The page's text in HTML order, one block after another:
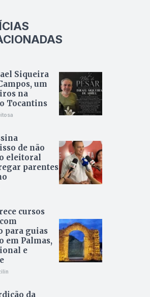
Siqueira
um
na
Tocantins
de não
eleitoral
parentes
cursos
para guias
em Palmas,
e
da